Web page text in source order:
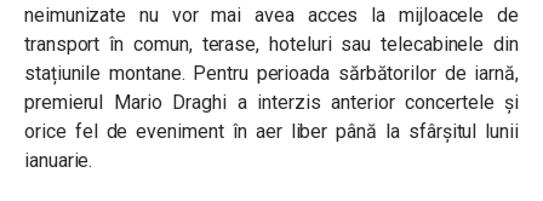
neimunizate nu vor mai avea acces la mijloacele de
transport în comun, terase, hoteluri sau telecabinele din
stațiunile montane. Pentru perioada sărbătorilor de iarnă,
premierul Mario Draghi a interzis anterior concertele și
orice fel de eveniment în aer liber până la sfârșitul lunii
ianuarie.